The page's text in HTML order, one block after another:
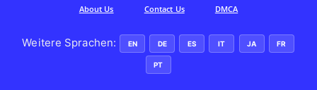
Аbout Us Contact Us DMCA
Weitere Sprachen: EN DE ES IT JA FR
PT